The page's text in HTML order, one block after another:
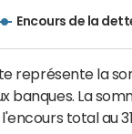
Encours de la
représente la
banques. La
total au